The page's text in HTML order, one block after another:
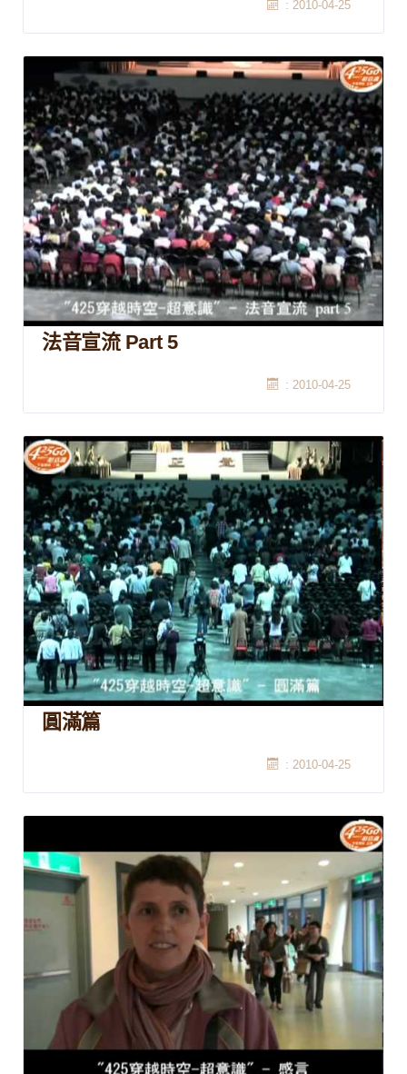
: 2010-04-25
法音宣流 Part 5
: 2010-04-25
圓滿篇
: 2010-04-25